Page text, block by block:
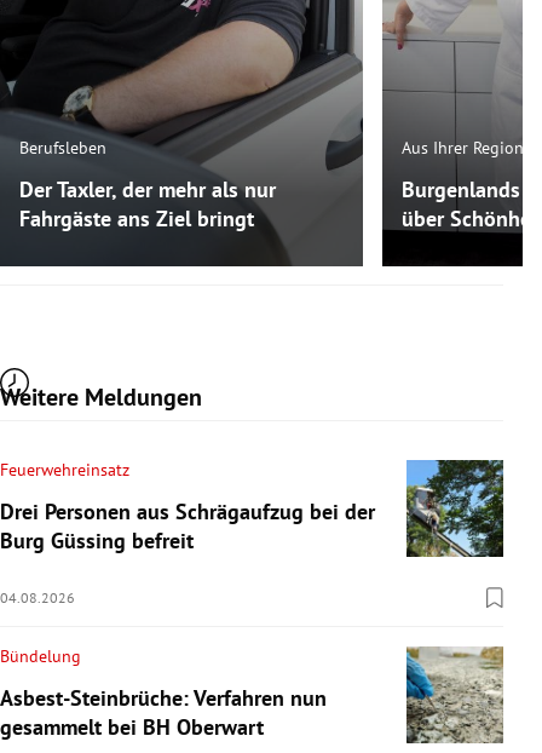
Berufsleben
Der Taxler, der mehr als nur
Fahrgäste ans Ziel bringt
Aus Ihrer Region
Burgenlands
über
Weitere Meldungen
Feuerwehreinsatz
Drei Personen aus Schrägaufzug bei der
Burg Güssing befreit
04.08.2026
Bündelung
Asbest-Steinbrüche: Verfahren nun
gesammelt bei BH Oberwart